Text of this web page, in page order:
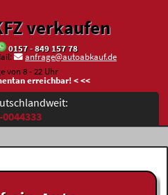
verkaufen
0157 - 849 157 78
anfrage@autoabkauf.de
von 8 - 22 Uhr
erreichbar! < <<
0044333